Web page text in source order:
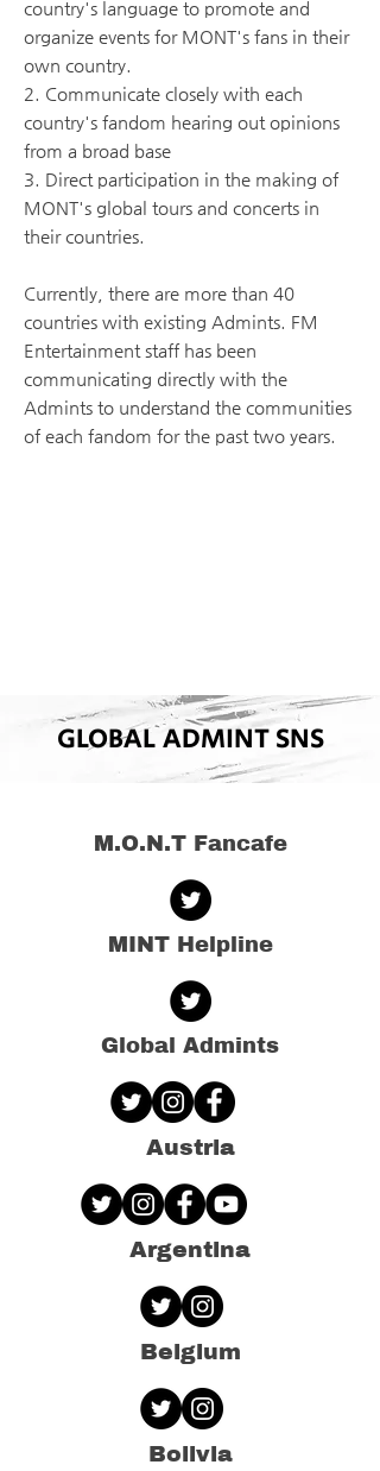
country's language to promote and
organize events for MONT's fans in their
own country.
2. Communicate closely with each
country's fandom hearing out opinions
from a broad base
3. Direct participation in the making of
MONT's global tours and concerts in
their countries.
Currently, there are more than 40
countries with existing Admints. FM
Entertainment staff has been
communicating directly with the
Admints to understand the communities
of each fandom for the past two years.
GLOBAL ADMINT SNS
M.O.N.T Fancafe
MINT Helpline
Global Admints
Austria
Argentina
Belgium
Bolivia